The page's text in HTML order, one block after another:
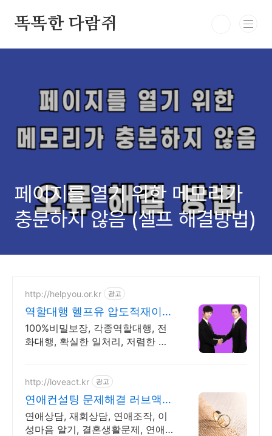
똑똑한 다람쥐
페이지를 열기 위한 메모리가
충분하지 않음 (셀프 해결방법)
http://helpyou.or.kr 광고
역할대행 헬프유 압도적재이용
역할대행, 상황연출 전문업체
100%비밀보장, 각종역할대행, 전
화대행, 확실한 일처리, 저렴한 비
떤 상황이던 해결이 가능합니다.
http://loveact.kr 광고
연애컨설팅 문제해결 러브액트
2011년 개업 오랜 업력
연애상담, 재회상담, 연애조작, 이
성마음 알기, 결혼생활문제, 연애